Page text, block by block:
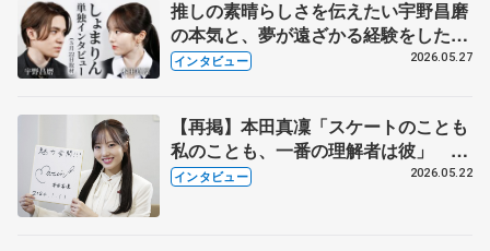
推しの素晴らしさを伝えたい宇野昌磨
の本気と、夢が遠ざかる経験をした本
田真凜の覚悟
インタビュー 2026.05.27
【再掲】本田真凜「スケートのことも
私のことも、一番の理解者は彼」 引
退時の単独インタビューで語った競技
インタビュー 2026.05.22